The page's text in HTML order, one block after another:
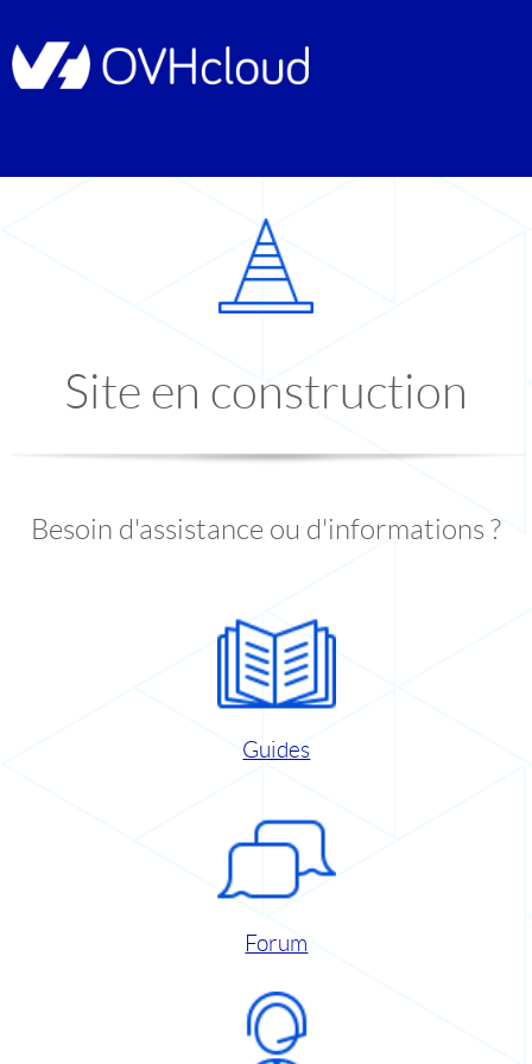
Site en construction
Besoin d'assistance ou d'informations ?
Guides
Forum